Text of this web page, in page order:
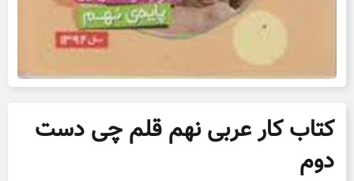
کتاب کار عربی نهم قلم چی دست
دوم